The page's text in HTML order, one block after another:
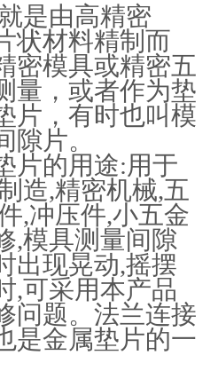
是由高精密
状材料精制而
密模具或精密五
量，或者作为垫
片，有时也叫模
隙片。
的用途:用于
造,精密机械,五
,冲压件,小五金
,模具测量间隙
出现晃动,摇摆
,可采用本产品
问题。法兰连接
是金属垫片的一